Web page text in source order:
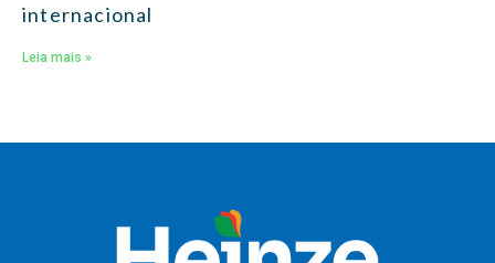
internacional
Leia mais »